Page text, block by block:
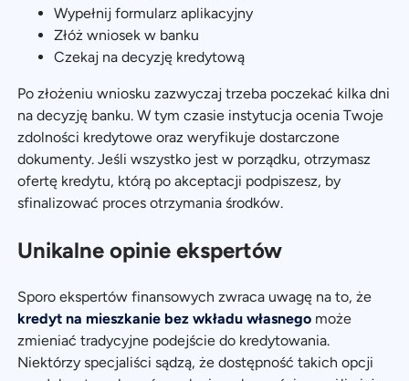
Wypełnij formularz aplikacyjny
Złóż wniosek w banku
Czekaj na decyzję kredytową
Po złożeniu wniosku zazwyczaj trzeba poczekać kilka dni
na decyzję banku. W tym czasie instytucja ocenia Twoje
zdolności kredytowe oraz weryfikuje dostarczone
dokumenty. Jeśli wszystko jest w porządku, otrzymasz
ofertę kredytu, którą po akceptacji podpiszesz, by
sfinalizować proces otrzymania środków.
Unikalne opinie ekspertów
Sporo ekspertów finansowych zwraca uwagę na to, że
kredyt na mieszkanie bez wkładu własnego może
zmieniać tradycyjne podejście do kredytowania.
Niektórzy specjaliści sądzą, że dostępność takich opcji